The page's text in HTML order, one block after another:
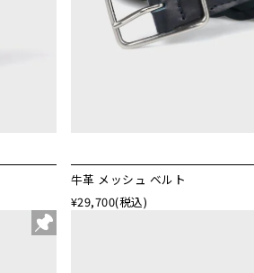
牛革 メッシュ ベルト
¥29,700(税込)